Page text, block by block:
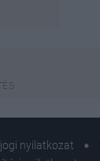
nyilatkozat